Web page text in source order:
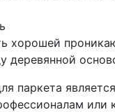
хорошей
деревянной
паркета
или